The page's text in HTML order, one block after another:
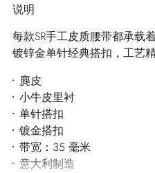
说明
每款SR手工皮质腰带都承载
镀锌金单针经典搭扣，工艺精
麂皮
小牛皮里衬
单针搭扣
镀金搭扣
带宽：35 毫米
意大利制造